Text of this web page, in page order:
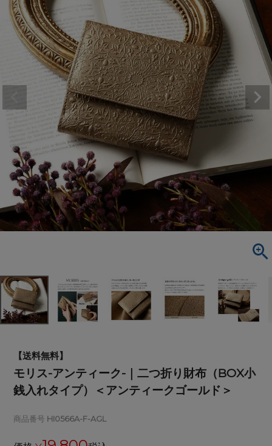
【送料無料】
モリス-アンティーク-｜二つ折り財布（BOX小
銭入れタイプ）＜アンティークゴールド＞
商品番号 HI0566A-F-AGL